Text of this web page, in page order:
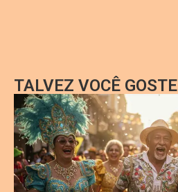
TALVEZ VOCÊ GOSTE